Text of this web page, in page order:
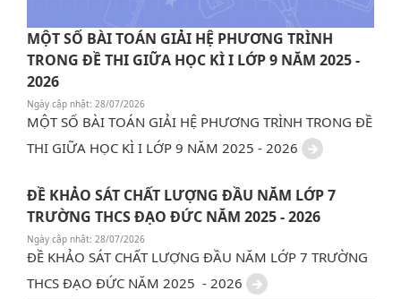
MỘT SỐ BÀI TOÁN GIẢI HỆ PHƯƠNG TRÌNH
TRONG ĐỀ THI GIỮA HỌC KÌ I LỚP 9 NĂM 2025 -
2026
Ngày cập nhật: 28/07/2026
MỘT SỐ BÀI TOÁN GIẢI HỆ PHƯƠNG TRÌNH TRONG ĐỀ
THI GIỮA HỌC KÌ I LỚP 9 NĂM 2025 - 2026
ĐỀ KHẢO SÁT CHẤT LƯỢNG ĐẦU NĂM LỚP 7
TRƯỜNG THCS ĐẠO ĐỨC NĂM 2025 - 2026
Ngày cập nhật: 28/07/2026
ĐỀ KHẢO SÁT CHẤT LƯỢNG ĐẦU NĂM LỚP 7 TRƯỜNG
THCS ĐẠO ĐỨC NĂM 2025 - 2026